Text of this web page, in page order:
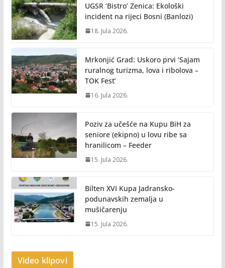
UGSR ‘Bistro’ Zenica: Ekološki
incident na rijeci Bosni (Banlozi)
18. Jula 2026.
Mrkonjić Grad: Uskoro prvi ‘Sajam
ruralnog turizma, lova i ribolova –
TOK Fest’
16. Jula 2026.
Poziv za učešće na Kupu BiH za
seniore (ekipno) u lovu ribe sa
hranilicom – Feeder
15. Jula 2026.
Bilten XVI Kupa Jadransko-
podunavskih zemalja u
mušičarenju
15. Jula 2026.
Video klipovi